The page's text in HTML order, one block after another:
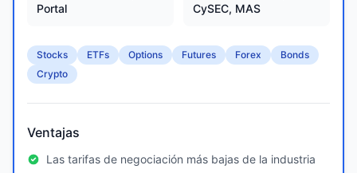
Portal
CySEC, MAS
Stocks ETFs Options Futures Forex
Bonds
Crypto
Ventajas
Las tarifas de negociación más bajas de la industria